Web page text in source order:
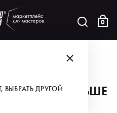
0
ВЫБРАТЬ ДРУГОЙ
ПОЛУЧИ БОЛЬШЕ